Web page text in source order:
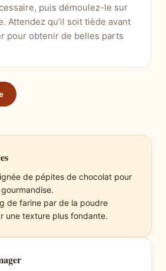
puis démoulez-le sur
Attendez qu’il soit tiède avant
pour obtenir de belles parts
de pépites de chocolat pour
de farine par de la poudre
une texture plus fondante.